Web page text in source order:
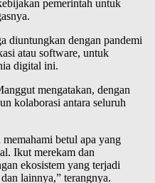
pemerintah untuk
diuntungkan dengan pandemi
atau software, untuk
digital ini.
mengatakan, dengan
kolaborasi antara seluruh
memahami betul apa yang
Ikut merekam dan
ekosistem yang terjadi
lainnya,” terangnya.